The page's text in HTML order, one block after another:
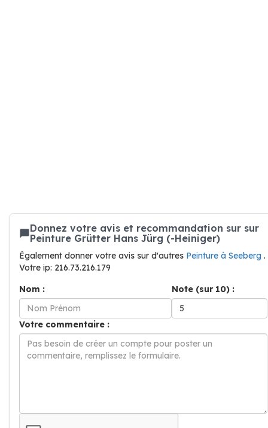
Donnez votre avis et recommandation sur sur
Peinture Grütter Hans Jürg (-Heiniger)
Également donner votre avis sur d'autres Peinture à Seeberg .
Votre ip: 216.73.216.179
Nom :
Note (sur 10) :
Votre commentaire :